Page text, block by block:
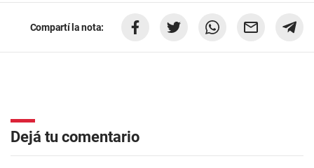
Compartí la nota:
Dejá tu comentario